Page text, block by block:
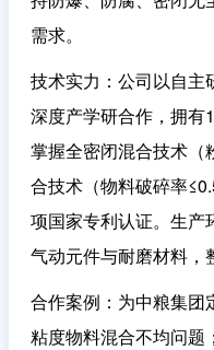
需求。
技术实力 ：公司以自
深度产学研合作，拥有
掌握全密闭混合技术（
合技术（物料破碎率
项国家专利认证。生产
气动元件与耐磨材料，
合作案例 ：为中粮集
粘度物料混合不均问题